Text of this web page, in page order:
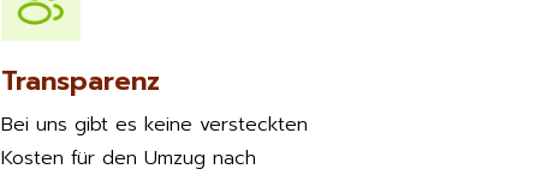
Transparenz
Bei uns gibt es keine versteckten
Kosten für den Umzug nach